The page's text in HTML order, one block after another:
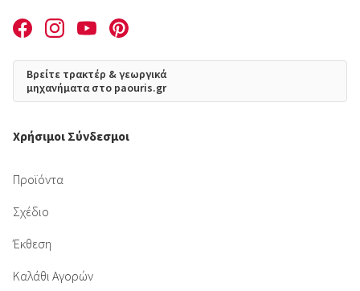
Βρείτε τρακτέρ & γεωργικά
μηχανήματα στο paouris.gr
Χρήσιμοι Σύνδεσμοι
Προϊόντα
Σχέδιο
Έκθεση
Καλάθι Αγορών